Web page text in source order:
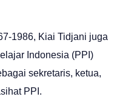
1986, Kiai Tidjani juga
Indonesia (PPI)
sekretaris, ketua,
PPI.